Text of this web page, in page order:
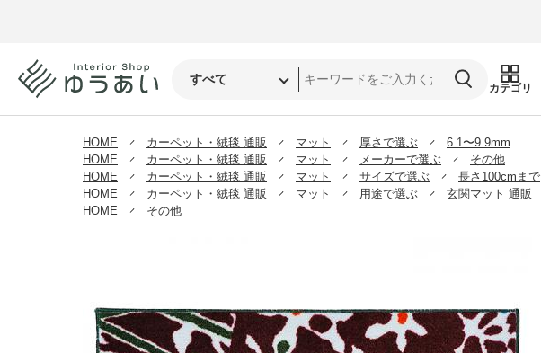
カテゴリ
HOME カーペット・絨毯 通販 マット 厚さで選ぶ
6.1〜9.9mm
HOME
カーペット・絨毯 通販 マット メーカーで選ぶ
その他
HOME
カーペット・絨毯 通販 マット サイズで選ぶ
長さ100cmまで
HOME
カーペット・絨毯 通販 マット 用途で選ぶ
玄関マット 通販
HOME
その他